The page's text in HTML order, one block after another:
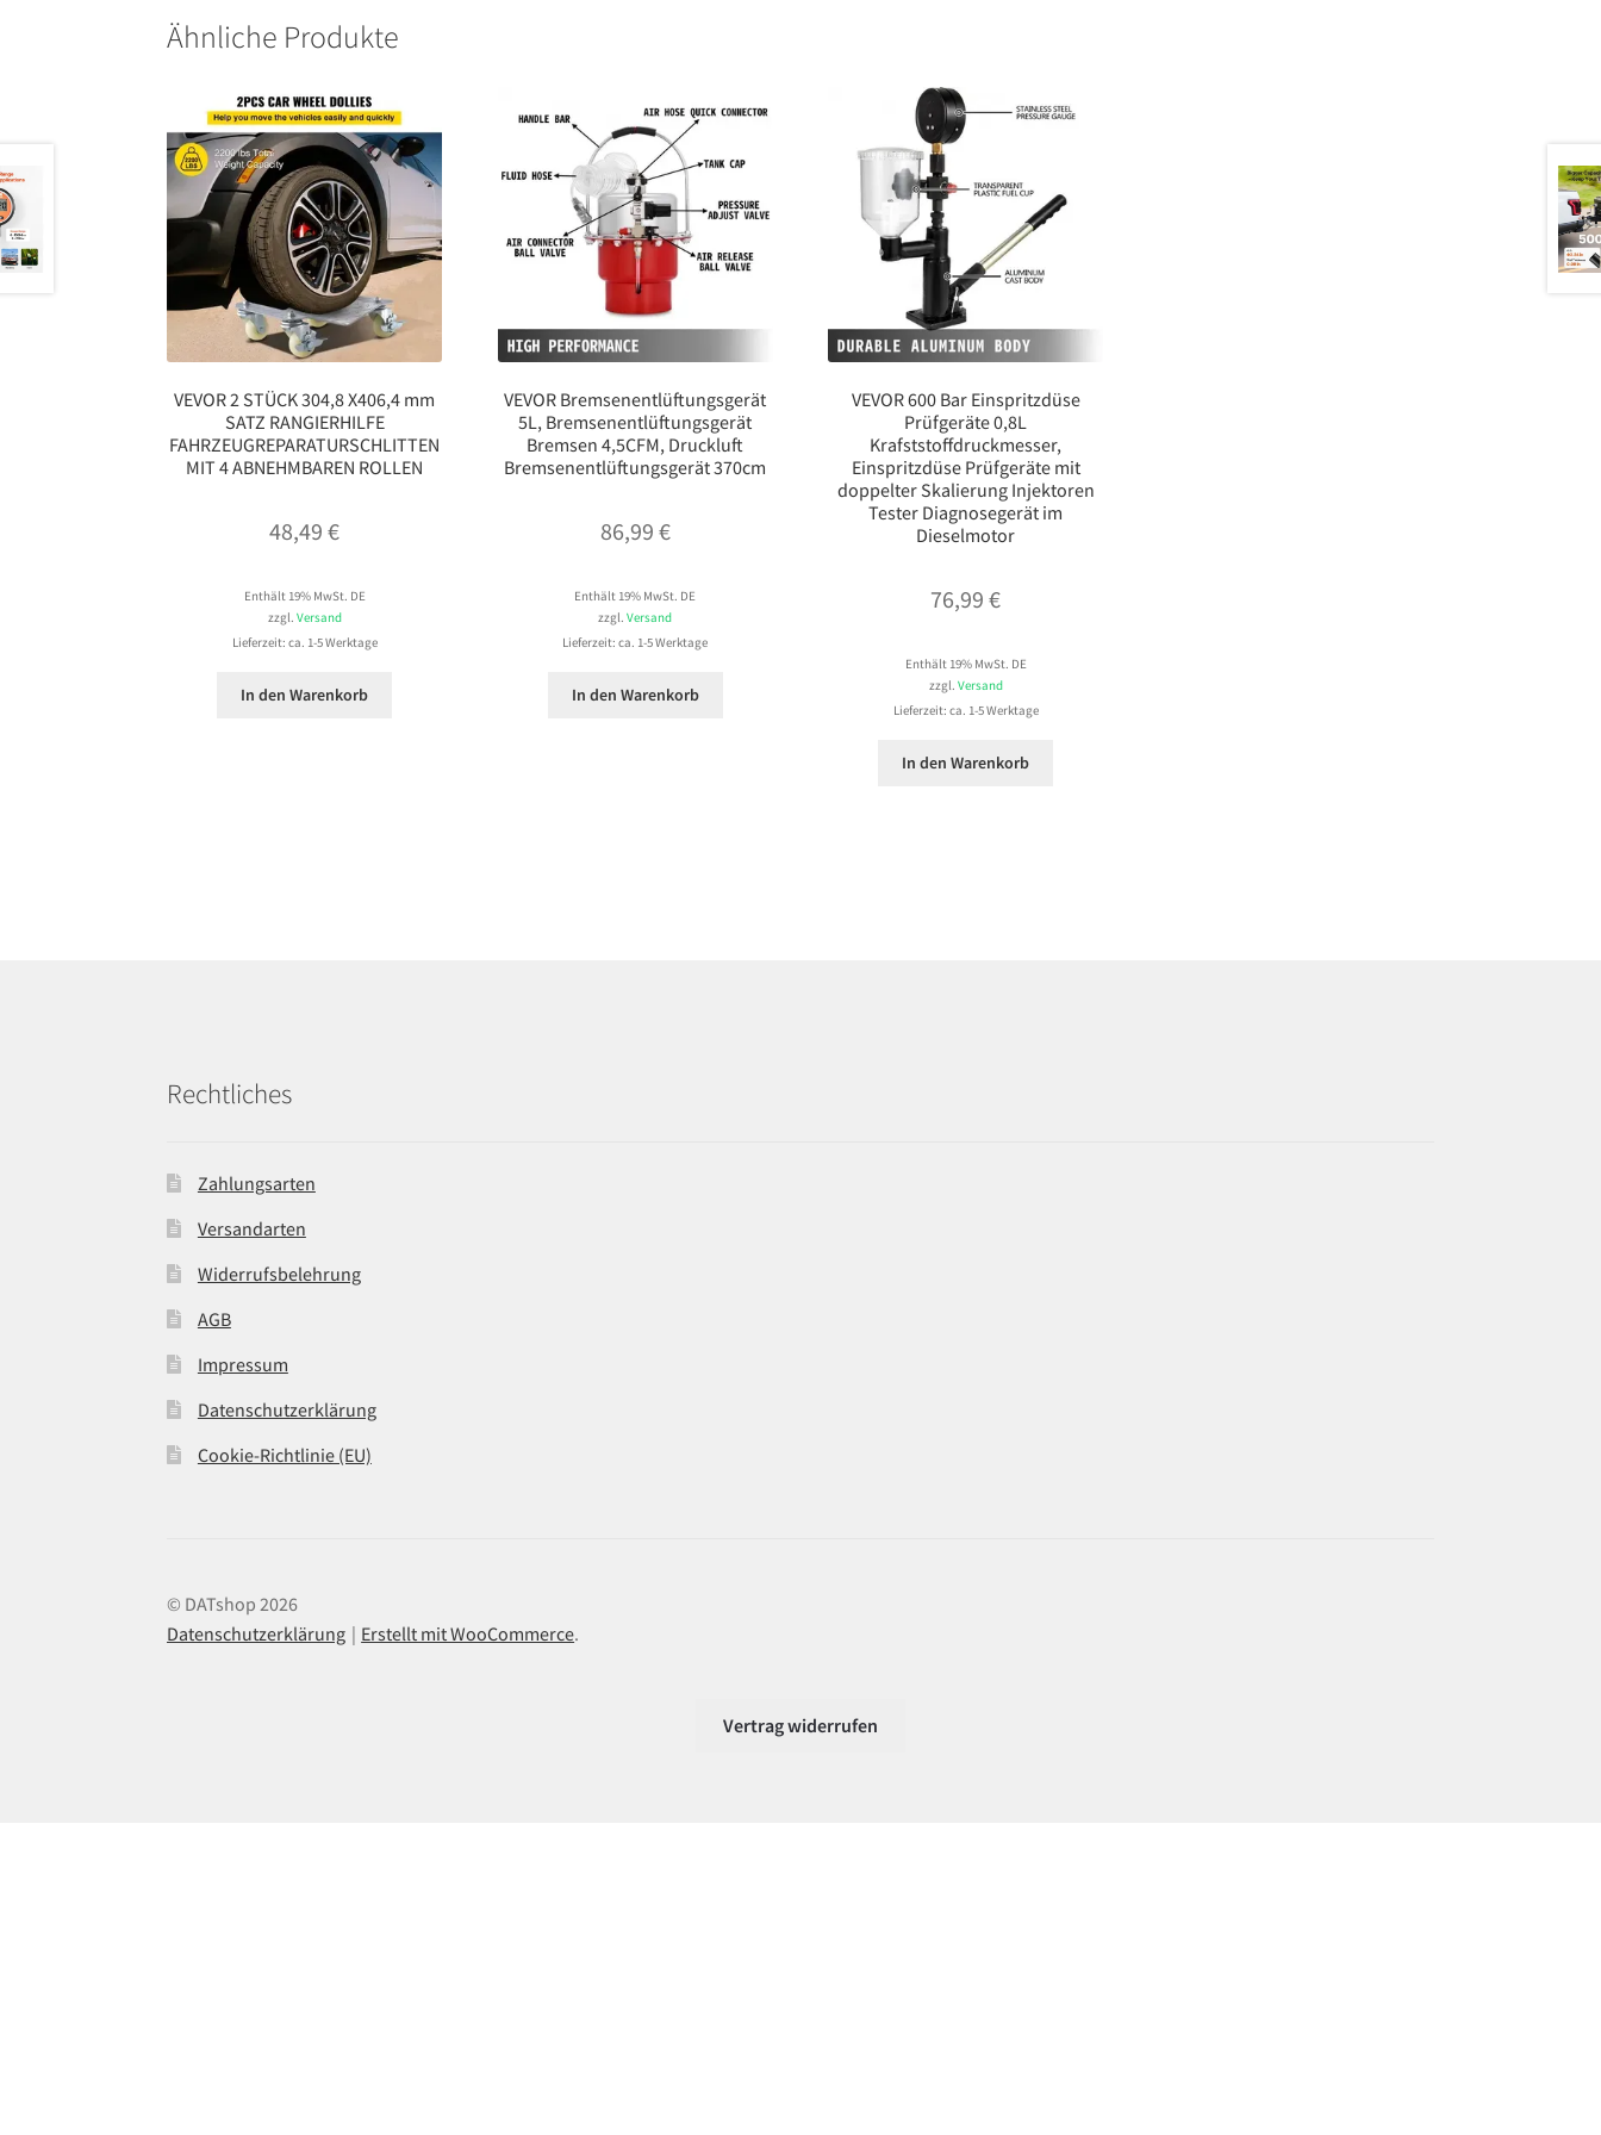
Ähnliche Produkte
VEVOR 2 STÜCK 304,8 X406,4 mm
SATZ RANGIERHILFE
FAHRZEUGREPARATURSCHLITTEN
MIT 4 ABNEHMBAREN ROLLEN
48,49€
Enthält 19% MwSt. DE
zzgl. Versand
Lieferzeit: ca. 1-5 Werktage
In den Warenkorb
VEVOR Bremsenentlüftungsgerät
5L, Bremsenentlüftungsgerät
Bremsen 4,5CFM, Druckluft
Bremsenentlüftungsgerät 370cm
86,99 €
Enthält 19% MwSt. DE
zzgl.Versand
Lieferzeit: ca. 1-5 Werktage
In den Warenkorb
VEVOR 600 Bar Einspritzdüse
Prüfgeräte 0,8L
Krafststoffdruckmesser,
Einspritzdüse Prüfgeräte mit
doppelter Skalierung Injektoren
Tester Diagnosegerät im
Dieselmotor
76,99€
Enthält 19% MwSt. DE
zzgl. Versand
Lieferzeit: ca. 1-5 Werktage
In den Warenkorb
Rechtliches
Zahlungsarten
Versandarten
Widerrufsbelehrung
AGB
Impressum
Datenschutzerklärung
Cookie-Richtlinie (EU)
© DATshop 2026
Datenschutzerklärung
Erstellt mit WooCommerce.
Vertrag widerrufen